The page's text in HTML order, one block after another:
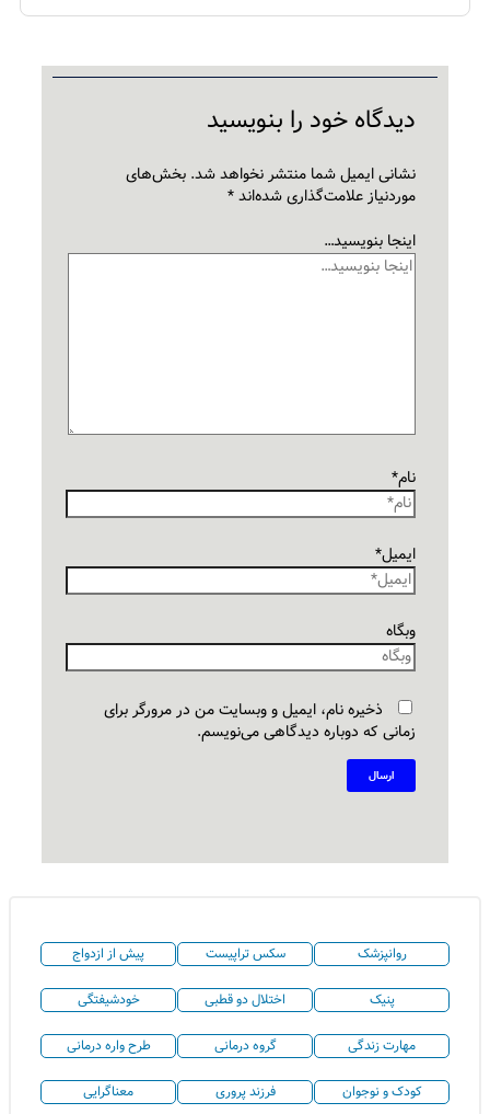
دیدگاه‌ خود را بنویسید
نشانی ایمیل شما منتشر نخواهد شد. بخش‌های
موردنیاز علامت‌گذاری شده‌اند*
اینجا بنویسید…
نام*
ایمیل*
وبگاه
ذخیره نام، ایمیل و وبسایت من در مرورگر برای
زمانی که دوباره دیدگاهی می‌نویسم.
روانپزشک سکس تراپیست پیش از ازدواج
پنیک اختلال دو قطبی خودشیفتگی
مهارت زندگی گروه درمانی طرح واره درمانی
کودک و نوجوان فرزند پروری معناگرایی